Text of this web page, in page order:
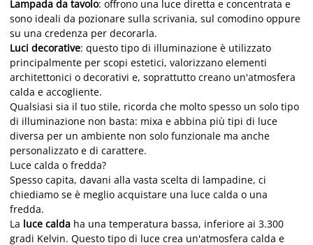
Lampada da tavolo: offrono una luce diretta e concentrata e
sono ideali da pozionare sulla scrivania, sul comodino oppure
su una credenza per decorarla.
Luci decorative: questo tipo di illuminazione è utilizzato
principalmente per scopi estetici, valorizzano elementi
architettonici o decorativi e, soprattutto creano un'atmosfera
calda e accogliente.
Qualsiasi sia il tuo stile, ricorda che molto spesso un solo tipo
di illuminazione non basta: mixa e abbina più tipi di luce
diversa per un ambiente non solo funzionale ma anche
personalizzato e di carattere.
Luce calda o fredda?
Spesso capita, davani alla vasta scelta di lampadine, ci
chiediamo se è meglio acquistare una luce calda o una
fredda.
La luce calda ha una temperatura bassa, inferiore ai 3.300
gradi Kelvin. Questo tipo di luce crea un'atmosfera calda e